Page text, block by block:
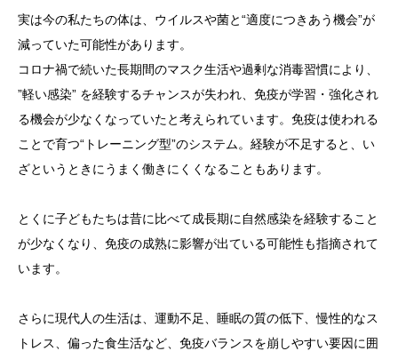
実は今の私たちの体は、ウイルスや菌と“適度につきあう機会”が
減っていた可能性があります。
コロナ禍で続いた長期間のマスク生活や過剰な消毒習慣により、
”軽い感染” を経験するチャンスが失われ、免疫が学習・強化され
る機会が少なくなっていたと考えられています。免疫は使われる
ことで育つ“トレーニング型”のシステム。経験が不足すると、い
ざというときにうまく働きにくくなることもあります。
とくに子どもたちは昔に比べて成長期に自然感染を経験すること
が少なくなり、免疫の成熟に影響が出ている可能性も指摘されて
います。
さらに現代人の生活は、運動不足、睡眠の質の低下、慢性的なス
トレス、偏った食生活など、免疫バランスを崩しやすい要因に囲